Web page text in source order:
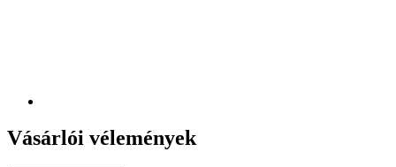
Vásárlói vélemények